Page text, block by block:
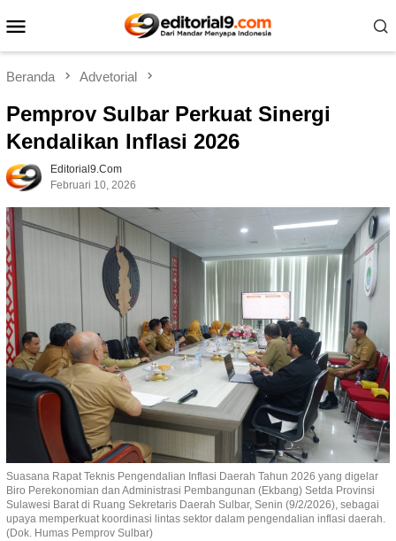
ke
Mobile
Beranda Advetorial
Pemprov Sulbar Perkuat Sinergi
Kendalikan Inflasi 2026
Editorial9.com
Februari 10, 2026
Suasana Rapat Teknis Pengendalian Inflasi Daerah Tahun 2026 yang digelar
Biro Perekonomian dan Administrasi Pembangunan (Ekbang) Setda Provinsi
Sulawesi Barat di Ruang Sekretaris Daerah Sulbar, Senin (9/2/2026), sebagai
upaya memperkuat koordinasi lintas sektor dalam pengendalian inflasi daerah.
(Dok. Humas Pemprov Sulbar)